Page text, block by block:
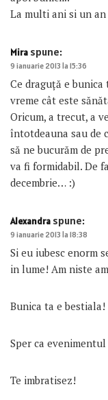
La multi ani si un
Mira spune:
9 ianuarie 2013 la 15:36
Ce draguţă e
vreme cât este
Oricum, a trecut, a
întotdeauna sau de
să ne bucurăm de
va fi formidabil. De
decembrie… :)
Alexandra spune:
9 ianuarie 2013 la 18:38
Si eu iubesc enorm
in lume! Am niste
Bunica ta e
Sper ca
Te imbratisez!